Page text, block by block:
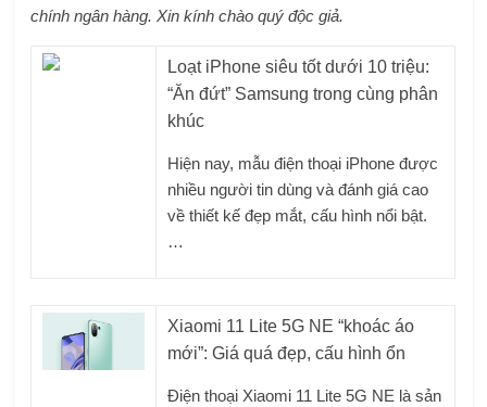
chính ngân hàng. Xin kính chào quý độc giả.
Loạt iPhone siêu tốt dưới 10 triệu:
“Ăn đứt” Samsung trong cùng phân
khúc
Hiện nay, mẫu điện thoại iPhone được
nhiều người tin dùng và đánh giá cao
về thiết kế đẹp mắt, cấu hình nổi bật.
…
Xiaomi 11 Lite 5G NE “khoác áo
mới”: Giá quá đẹp, cấu hình ổn
Điện thoại Xiaomi 11 Lite 5G NE là sản